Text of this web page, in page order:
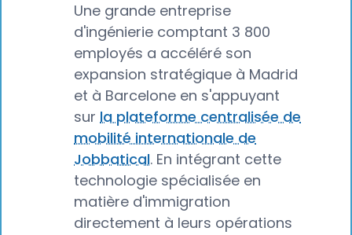
Une grande entreprise
d'ingénierie comptant 3 800
employés a accéléré son
expansion stratégique à Madrid
et à Barcelone en s'appuyant
sur la plateforme centralisée de
mobilité internationale de
Jobbatical. En intégrant cette
technologie spécialisée en
matière d'immigration
directement à leurs opérations